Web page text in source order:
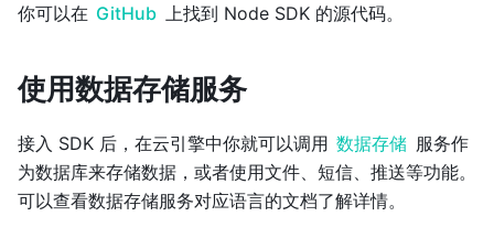
你可以在 GitHub 上找到 Node SDK 的源代码。
使用数据存储服务
接入 SDK 后，在云引擎中你就可以调用 数据存储 服务作
为数据库来存储数据，或者使用文件、短信、推送等功能。
可以查看数据存储服务对应语言的文档了解详情。